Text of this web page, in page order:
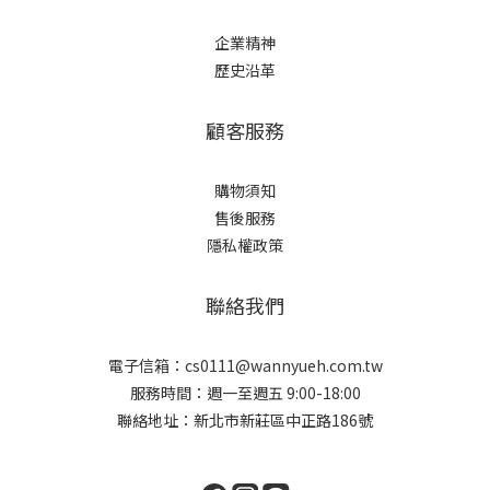
企業精神
歷史沿革
顧客服務
購物須知
售後服務
隱私權政策
聯絡我們
電子信箱：cs0111@wannyueh.com.tw
服務時間：週一至週五 9:00-18:00
聯絡地址：新北市新莊區中正路186號